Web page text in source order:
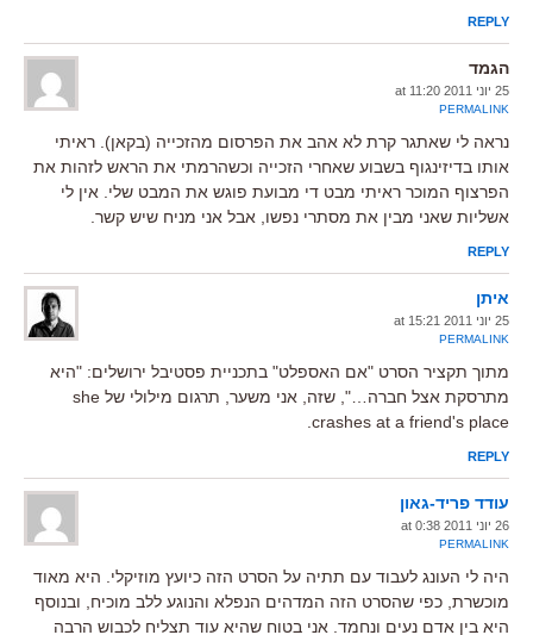
REPLY
הגמד
25 יוני 2011 at 11:20
PERMALINK
נראה לי שאתגר קרת לא אהב את הפרסום מהזכייה (בקאן). ראיתי
אותו בדיזינגוף בשבוע שאחרי הזכייה וכשהרמתי את הראש לזהות את
הפרצוף המוכר ראיתי מבט די מבועת פוגש את המבט שלי. אין לי
אשליות שאני מבין את מסתרי נפשו, אבל אני מניח שיש קשר.
REPLY
איתן
25 יוני 2011 at 15:21
PERMALINK
מתוך תקציר הסרט "אם האספלט" בתכניית פסטיבל ירושלים: "היא
מתרסקת אצל חברה…", שזה, אני משער, תרגום מילולי של she
crashes at a friend's place.
REPLY
עודד פריד-גאון
26 יוני 2011 at 0:38
PERMALINK
היה לי העונג לעבוד עם תתיה על הסרט הזה כיועץ מוזיקלי. היא מאוד
מוכשרת, כפי שהסרט הזה המדהים הנפלא והנוגע ללב מוכיח, ובנוסף
היא בין אדם נעים ונחמד. אני בטוח שהיא עוד תצליח לכבוש הרבה